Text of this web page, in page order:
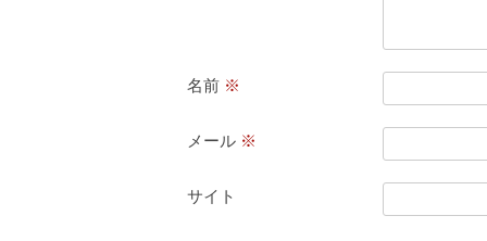
名前 ※
メール ※
サイト